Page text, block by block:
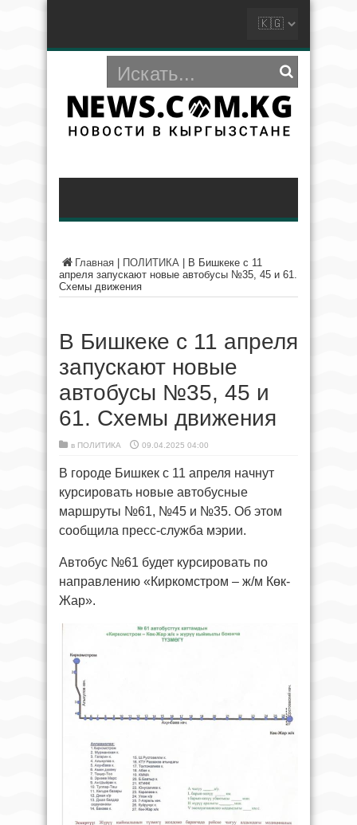
Главная ПОЛИТИКА
В Бишкеке с 11
апреля запускают новые автобусы №35, 45 и 61.
Схемы движения
В Бишкеке с 11 апреля
запускают новые
автобусы №35, 45 и
61. Схемы движения
в ПОЛИТИКА 09.04.2025 04:00
В городе Бишкек с 11 апреля начнут
курсировать новые автобусные
маршруты №61, №45 и №35. Об этом
сообщила пресс-служба мэрии.
Автобус №61 будет курсировать по
направлению «Киркомстром – ж/м Көк-
Жар».